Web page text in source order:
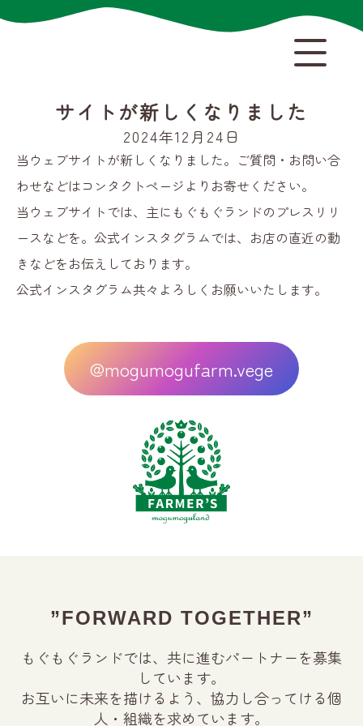
サイトが新しくなりました
2024年12月24日
当ウェブサイトが新しくなりました。ご質問・お問い合
わせなどはコンタクトページよりお寄せください。
当ウェブサイトでは、主にもぐもぐランドのプレスリリ
ースなどを。公式インスタグラムでは、お店の直近の動
きなどをお伝えしております。
公式インスタグラム共々よろしくお願いいたします。
@mogumogufarm.vege
”FORWARD TOGETHER”
もぐもぐランドでは、共に進むパートナーを募集
しています。
お互いに未来を描けるよう、協力し合ってける個
人・組織を求めています。